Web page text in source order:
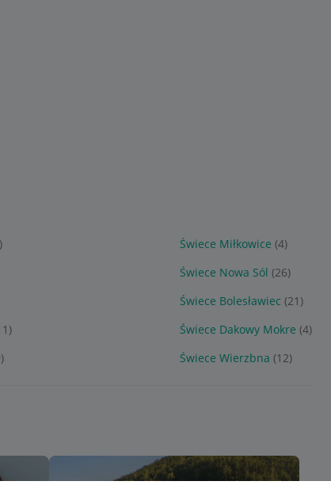
Świece Miłkowice (4)
Świece Nowa Sól (26)
Świece Bolesławiec (21)
Świece Dakowy Mokre (4)
Świece Wierzbna (12)